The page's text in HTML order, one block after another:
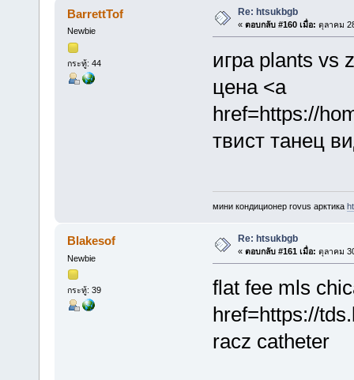
BarrettTof
Newbie
กระทู้: 44
Re: htsukbgb
« ตอบกลับ #160 เมื่อ: ตุลาคม
игра plants vs
цена <a
href=https://
твист танец
мини кондиционер rovus арктика
Blakesof
Newbie
กระทู้: 39
Re: htsukbgb
« ตอบกลับ #161 เมื่อ: ตุลาคม
flat fee mls
href=https://
racz catheter